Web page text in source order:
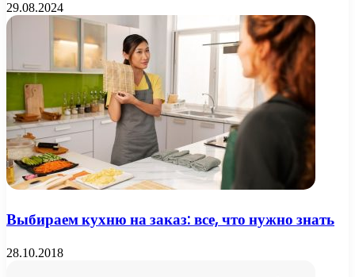
29.08.2024
Выбираем кухню на заказ: все, что нужно знать
28.10.2018